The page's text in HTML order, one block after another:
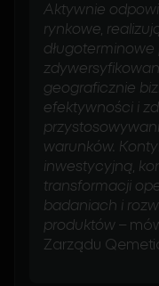
Aktywnie
rynkowe,
geograficznie
efektywności i
warunków.
inwestycyjną,
transformacji
badaniach i
produktów –
Zarządu